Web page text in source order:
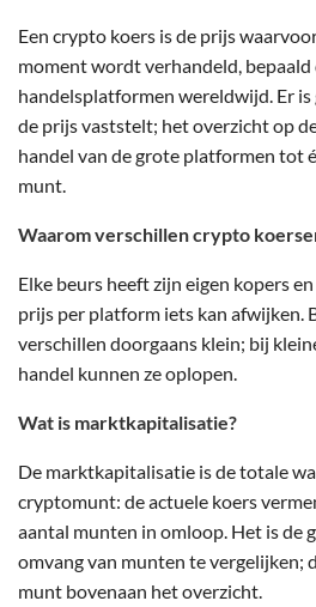
Een crypto koers is de prijs
moment wordt verhandeld,
handelsplatformen wereldwijd. Er
de prijs vaststelt; het overzicht op
handel van de grote platformen tot
munt.
Waarom verschillen crypto
Elke beurs heeft zijn eigen kopers
prijs per platform iets kan afwijken.
verschillen doorgaans klein; bij
handel kunnen ze oplopen.
Wat is marktkapitalisatie?
De marktkapitalisatie is de totale
cryptomunt: de actuele koers
aantal munten in omloop. Het is de
omvang van munten te vergelijken;
munt bovenaan het overzicht.